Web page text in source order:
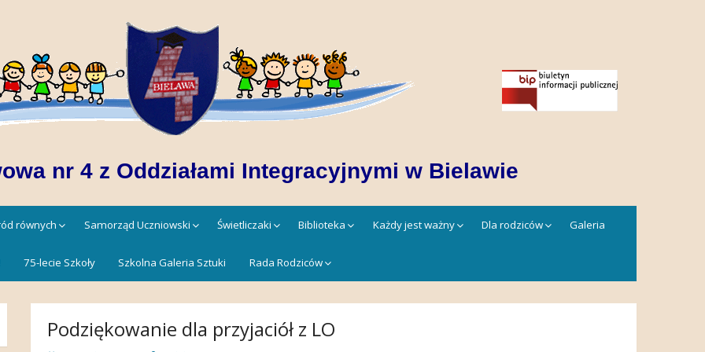
nr 4 z Oddziałami Integracyjnymi w Bielawie
równych Samorząd Uczniowski Świetliczaki Biblioteka Każdy jest ważny Dla rodziców Galeria
75-lecie Szkoły Szkolna Galeria Sztuki Rada Rodziców
Podziękowanie dla przyjaciół z LO